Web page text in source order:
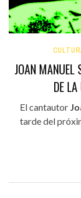
JOAN MANUEL
DE
El cantautor
tarde del